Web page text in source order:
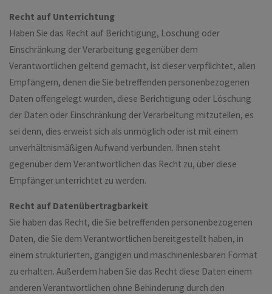
Recht auf Unterrichtung
Haben Sie das Recht auf Berichtigung, Löschung oder
Einschränkung der Verarbeitung gegenüber dem
Verantwortlichen geltend gemacht, ist dieser verpflichtet, allen
Empfängern, denen die Sie betreffenden personenbezogenen
Daten offengelegt wurden, diese Berichtigung oder Löschung
der Daten oder Einschränkung der Verarbeitung mitzuteilen, es
sei denn, dies erweist sich als unmöglich oder ist mit einem
unverhältnismäßigen Aufwand verbunden. Ihnen steht
gegenüber dem Verantwortlichen das Recht zu, über diese
Empfänger unterrichtet zu werden.
Recht auf Datenübertragbarkeit
Sie haben das Recht, die Sie betreffenden personenbezogenen
Daten, die Sie dem Verantwortlichen bereitgestellt haben, in
einem strukturierten, gängigen und maschinenlesbaren Format
zu erhalten. Außerdem haben Sie das Recht diese Daten einem
anderen Verantwortlichen ohne Behinderung durch den